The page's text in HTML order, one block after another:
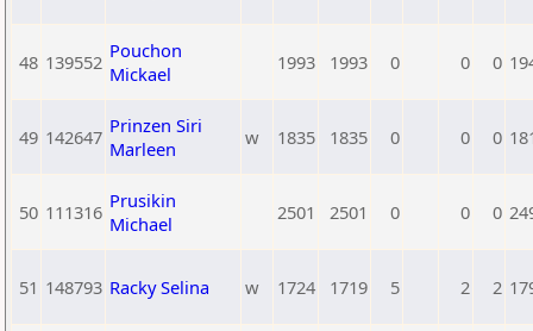
48 139552 Pouchon
Mickael
1993 1993 0 0 0
49 142647 Prinzen Siri
Marleen
w 1835 1835 0 0 0
50 111316 Prusikin
Michael
2501 2501 0 0 0
51 148793 Racky Selina w 1724 1719 5 2 2